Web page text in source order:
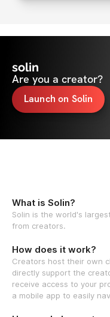
solin
Are you a creator?
Launch on Solin
What is Solin?
Solin is the world's
from creators.
How does it work?
Creators host their own
directly support the
receive access to your
a mobile app to easily